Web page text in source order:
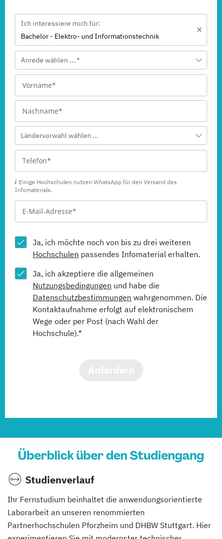
Ich interessiere mich für:
Bachelor - Elektro- und Informationstechnik
Anrede wählen ... *
Ländervorwahl wählen ...
Einige Hochschulen nutzen WhatsApp für den Versand des
Infomaterials.
Ja, ich möchte noch von bis zu drei weiteren
Hochschulen passendes Infomaterial erhalten.
Ja, ich akzeptiere die allgemeinen
Nutzungsbedingungen und habe die
Datenschutzbestimmungen wahrgenommen. Die
Kontaktaufnahme erfolgt auf elektronischem
Wege oder per Post (nach Wahl der
Hochschule).*
Überblick über den Studiengang
Studienverlauf
Ihr Fernstudium beinhaltet die anwendungsorientierte
Laborarbeit an unseren renommierten
Partnerhochschulen Pforzheim und DHBW Stuttgart. Hier